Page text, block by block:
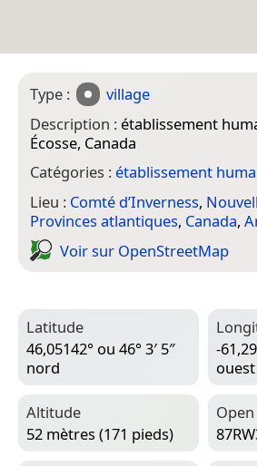
Type :
village
Description : établissement
Écosse, Canada
Catégories : établissement
Lieu : Comté d’Inverness,
Provinces atlantiques, Canada,
Voir sur Open­Street­Map
Latitude
46,05142° ou 46° 3′ 5″
nord
-
ouest
Altitude
52 mètres (171 pieds)